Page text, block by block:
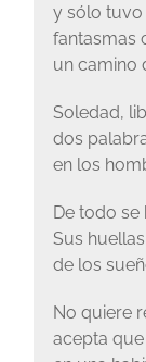
y sólo tuvo
fantasmas
un camino
Soledad,
dos
en los
De todo se
Sus
de los
No quiere
acepta